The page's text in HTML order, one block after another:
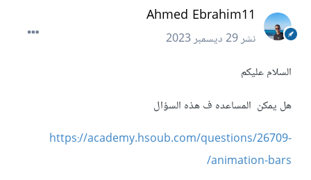
Ahmed Ebrahim11
نشر29 ديسمبر 2023
السلام عليكم
هل يمكن المساعده ف هذه السؤال
https://academy.hsoub.com/questions/26709-
animation-bars/